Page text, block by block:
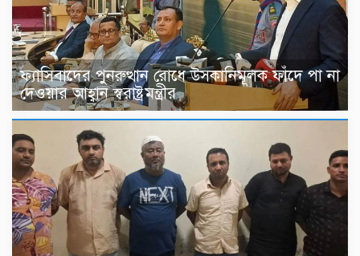
ফ্যাসিবাদের পুনরুত্থান রোধে উসকানিমূলক ফাঁদে পা না
দেওয়ার আহ্বান স্বরাষ্ট্রমন্ত্রীর